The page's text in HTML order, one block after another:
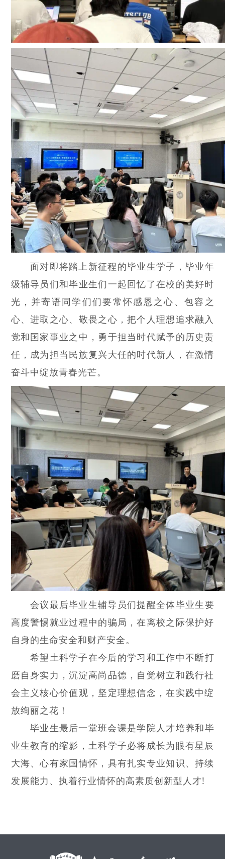
面对即将踏上新征程的毕业生学子，毕业年
级辅导员们和毕业生们一起回忆了在校的美好时
光，并寄语同学们们要常怀感恩之心、包容之
心、进取之心、敬畏之心，把个人理想追求融入
党和国家事业之中，勇于担当时代赋予的历史责
任，成为担当民族复兴大任的时代新人，在激情
奋斗中绽放青春光芒。
会议最后毕业生辅导员们提醒全体毕业生要
高度警惕就业过程中的骗局，在离校之际保护好
自身的生命安全和财产安全。
希望土科学子在今后的学习和工作中不断打
磨自身实力，沉淀高尚品德，自觉树立和践行社
会主义核心价值观，坚定理想信念，在实践中绽
放绚丽之花！
毕业生最后一堂班会课是学院人才培养和毕
业生教育的缩影，土科学子必将成长为眼有星辰
大海、心有家国情怀，具有扎实专业知识、持续
发展能力、执着行业情怀的高素质创新型人才!